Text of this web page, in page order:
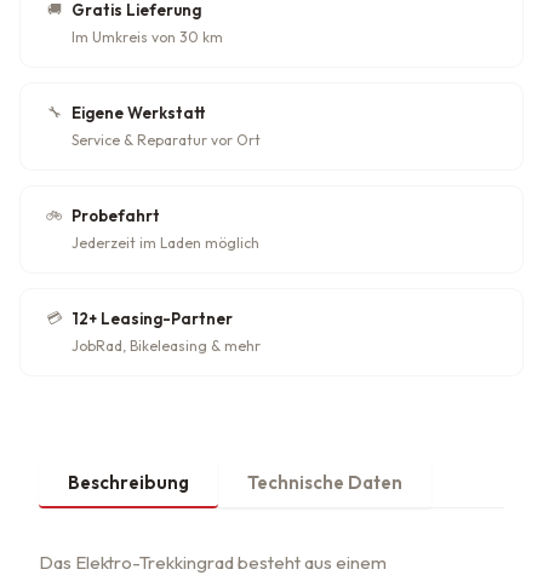
🚚 Gratis Lieferung
Im Umkreis von 30 km
🔧 Eigene Werkstatt
Service & Reparatur vor Ort
🚲 Probefahrt
Jederzeit im Laden möglich
💳 12+ Leasing-Partner
JobRad, Bikeleasing & mehr
Beschreibung Technische Daten
Das Elektro-Trekkingrad besteht aus einem